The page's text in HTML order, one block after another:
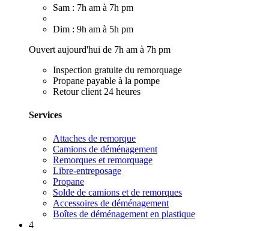
Sam : 7h am à 7h pm
Dim : 9h am à 5h pm
Ouvert aujourd'hui de 7h am à 7h pm
Inspection gratuite du remorquage
Propane payable à la pompe
Retour client 24 heures
Services
Attaches de remorque
Camions de déménagement
Remorques et remorquage
Libre-entreposage
Propane
Solde de camions et de remorques
Accessoires de déménagement
Boîtes de déménagement en plastique
4